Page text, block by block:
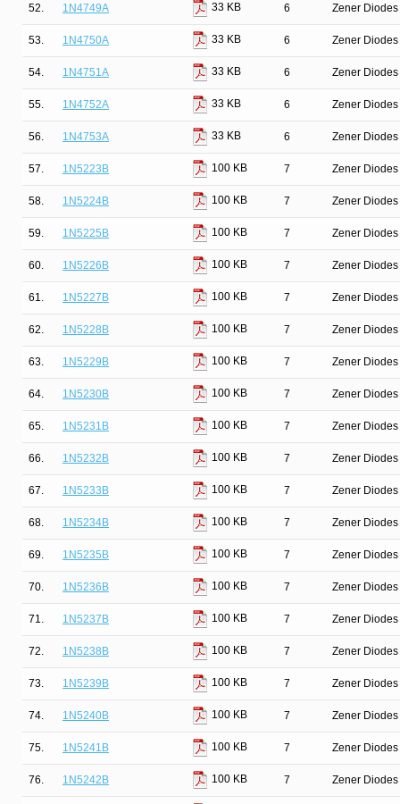
52. 1N4749A 33 KB 6 Zener
53. 1N4750A 33 KB 6 Zener
54. 1N4751A 33 KB 6 Zener
55. 1N4752A 33 KB 6 Zener
56. 1N4753A 33 KB 6 Zener
57. 1N5223B 100 KB 7 Zener
58. 1N5224B 100 KB 7 Zener
59. 1N5225B 100 KB 7 Zener
60. 1N5226B 100 KB 7 Zener
61. 1N5227B 100 KB 7 Zener
62. 1N5228B 100 KB 7 Zener
63. 1N5229B 100 KB 7 Zener
64. 1N5230B 100 KB 7 Zener
65. 1N5231B 100 KB 7 Zener
66. 1N5232B 100 KB 7 Zener
67. 1N5233B 100 KB 7 Zener
68. 1N5234B 100 KB 7 Zener
69. 1N5235B 100 KB 7 Zener
70. 1N5236B 100 KB 7 Zener
71. 1N5237B 100 KB 7 Zener
72. 1N5238B 100 KB 7 Zener
73. 1N5239B 100 KB 7 Zener
74. 1N5240B 100 KB 7 Zener
75. 1N5241B 100 KB 7 Zener
76. 1N5242B 100 KB 7 Zener